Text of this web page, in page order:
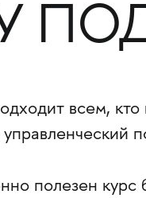
всем, кто
полезен курс